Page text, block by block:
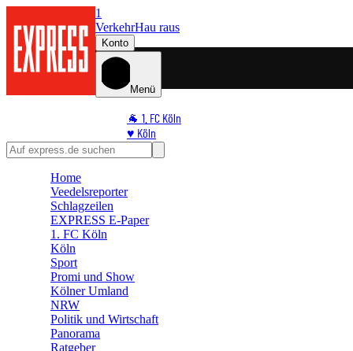
1
VerkehrHau raus
Konto
Menü
🐐 1. FC Köln
♥️ Köln
⭐ Promi
🛒 Shoppingwelt
Home
Veedelsreporter
Schlagzeilen
EXPRESS E-Paper
1. FC Köln
Köln
Sport
Promi und Show
Kölner Umland
NRW
Politik und Wirtschaft
Panorama
Ratgeber